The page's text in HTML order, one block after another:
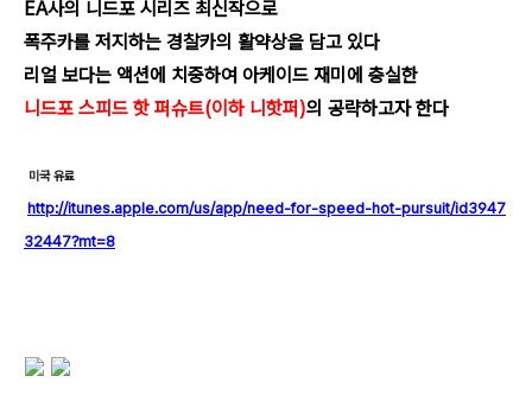
EA사의 니드포 시리즈 최신작으로
폭주카를 저지하는 경찰카의 활약상을 담고 있다
리얼 보다는 액션에 치중하여 아케이드 재미에 충실한
니드포 스피드 핫 퍼슈트(이하 니핫퍼)의 공략하고자 한다
미국 유료
http://itunes.apple.com/us/app/need-for-speed-hot-pursuit/id3947
32447?mt=8